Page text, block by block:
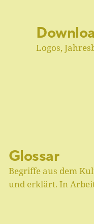
Logos,
Glossar
Begriffe aus dem
und erklärt. In